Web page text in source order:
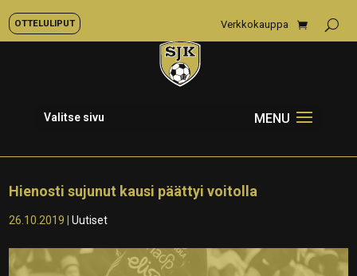
OTTELULIPUT Verkkokauppa
Valitse sivu
Hienosti sujunut kausi päättyi voitolla
26.10.2019 |Uutiset